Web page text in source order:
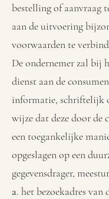
bestelling of aanvraag
aan de uitvoering
voorwaarden te
De ondernemer zal bij
dienst aan de
informatie, schriftelijk
wijze dat deze door de
een toegankelijke
opgeslagen op een
gegevensdrager,
a. het bezoekadres van